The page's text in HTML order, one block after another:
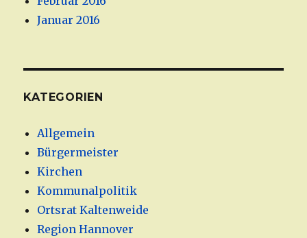
Januar 2016
KATEGORIEN
Allgemein
Bürgermeister
Kirchen
Kommunalpolitik
Ortsrat Kaltenweide
Region Hannover